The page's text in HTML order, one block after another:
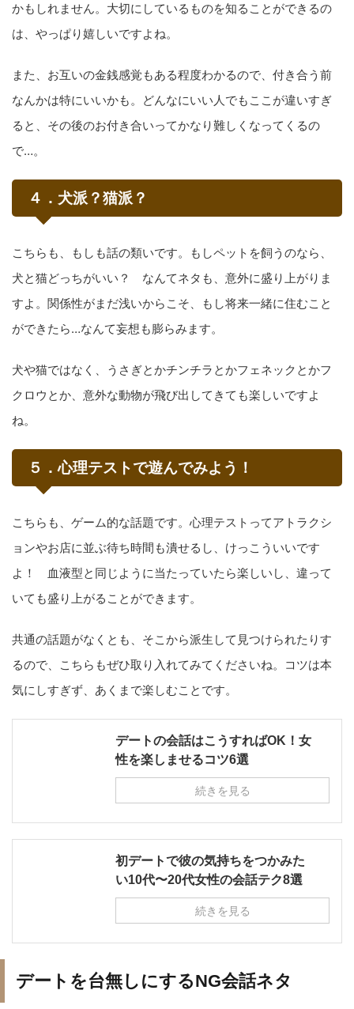
かもしれません。大切にしているものを知ることができるの
は、やっぱり嬉しいですよね。
また、お互いの金銭感覚もある程度わかるので、付き合う前
なんかは特にいいかも。どんなにいい人でもここが違いすぎ
ると、その後のお付き合いってかなり難しくなってくるの
で…。
４．犬派？猫派？
こちらも、もしも話の類いです。もしペットを飼うのなら、
犬と猫どっちがいい？ なんてネタも、意外に盛り上がりま
すよ。関係性がまだ浅いからこそ、もし将来一緒に住むこと
ができたら…なんて妄想も膨らみます。
犬や猫ではなく、うさぎとかチンチラとかフェネックとかフ
クロウとか、意外な動物が飛び出してきても楽しいですよ
ね。
５．心理テストで遊んでみよう！
こちらも、ゲーム的な話題です。心理テストってアトラクシ
ョンやお店に並ぶ待ち時間も潰せるし、けっこういいです
よ！ 血液型と同じように当たっていたら楽しいし、違って
いても盛り上がることができます。
共通の話題がなくとも、そこから派生して見つけられたりす
るので、こちらもぜひ取り入れてみてくださいね。コツは本
気にしすぎず、あくまで楽しむことです。
デートの会話はこうすればOK！女
性を楽しませるコツ6選
続きを見る
初デートで彼の気持ちをつかみた
い10代〜20代女性の会話テク8選
続きを見る
デートを台無しにするNG会話ネタ